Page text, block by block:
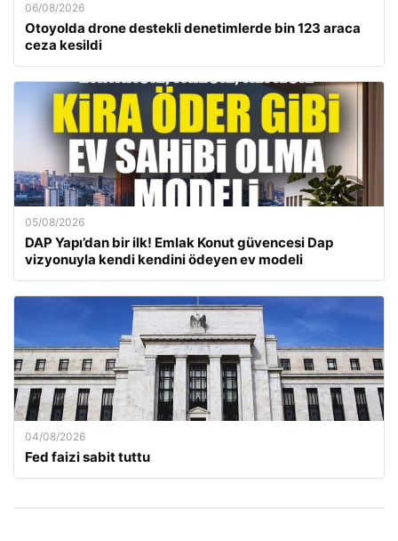
06/08/2026
Otoyolda drone destekli denetimlerde bin 123 araca
ceza kesildi
05/08/2026
DAP Yapı’dan bir ilk! Emlak Konut güvencesi Dap
vizyonuyla kendi kendini ödeyen ev modeli
04/08/2026
Fed faizi sabit tuttu